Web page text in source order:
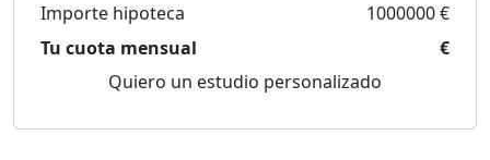
Importe hipoteca
1000000 €
Tu cuota mensual
€
Quiero un estudio personalizado